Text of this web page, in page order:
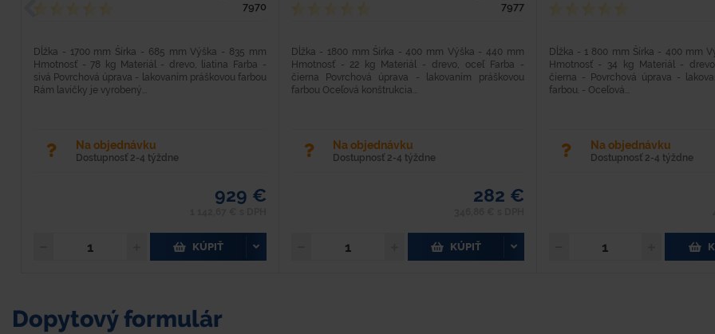
7970
Dĺžka - 1700 mm Šírka - 685 mm Výška - 835 mm
Hmotnosť - 78 kg Materiál - drevo, liatina Farba -
sivá Povrchová úprava - lakovaním práškovou farbou
Rám lavičky je vyrobený...
Na objednávku
Dostupnosť 2-4 týždne
929 €
KÚPIŤ
7977
Dĺžka - 1800 mm Šírka - 400 mm Výška - 440 mm
Hmotnosť - 22 kg Materiál - drevo, oceľ Farba -
čierna Povrchová úprava - lakovaním práškovou
farbou Oceľová konštrukcia...
Na objednávku
Dostupnosť 2-4 týždne
282 €
KÚPIŤ
Dĺžka - 1 800 mm Šírka - 400 mm
Hmotnosť - 34 kg Materiál -
čierna - Povrchová úprava -
farbou. - Oceľová...
Na objednávku
Dostupnosť 2-4 týždne
Dopytový formulár